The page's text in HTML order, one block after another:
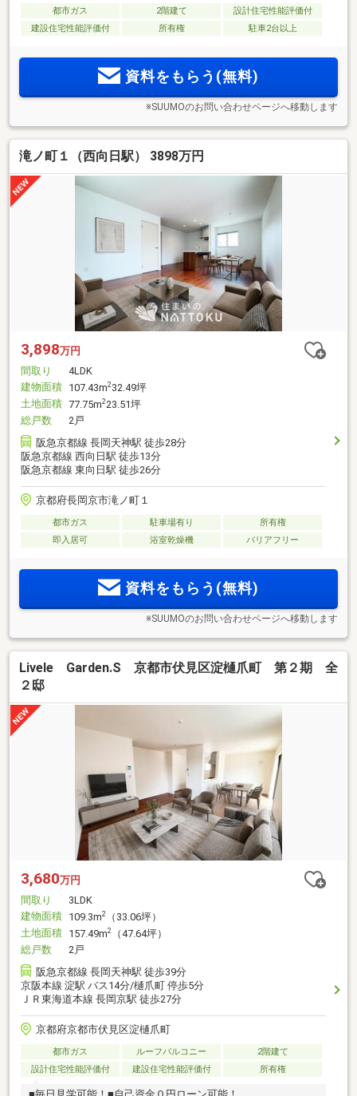
都市ガス 2階建て
設計住宅性能評価付
建設住宅性能評価付
所有権 駐車2台以上
資料をもらう(無料)
※SUUMOのお問い合わせページへ移動します
滝ノ町１（西向日駅） 3898万円
3,898万円
間取り
4LDK
建物面積 107.43m232.49坪
土地面積 77.75m223.51坪
総戸数
2戸
阪急京都線 長岡天神駅 徒歩28分
阪急京都線 西向日駅 徒歩13分
阪急京都線 東向日駅 徒歩26分
京都府長岡京市滝ノ町１
都市ガス 駐車場有り
所有権
即入居可
浴室乾燥機 バリアフリー
資料をもらう(無料)
※SUUMOのお問い合わせページへ移動します
Livele Garden.S 京都市伏見区淀樋爪町 第２期 全
２邸
3,680万円
間取り
3LDK
建物面積 109.3m2
（33.06坪）
土地面積 157.49m2
（47.64坪）
総戸数
2戸
阪急京都線 長岡天神駅 徒歩39分
京阪本線 淀駅 バス14分/樋爪町 停歩5分
ＪＲ東海道本線 長岡京駅 徒歩27分
京都府京都市伏見区淀樋爪町
都市ガス ルーフバルコニー
2階建て
設計住宅性能評価付
建設住宅性能評価付 所有権